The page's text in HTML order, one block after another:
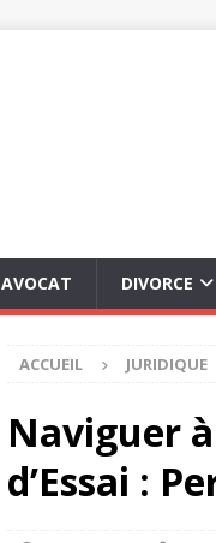
AVOCAT DIVORCE
ACCUEIL JURIDIQUE
Naviguer
d’Essai :